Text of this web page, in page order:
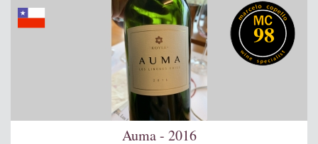
98
Auma - 2016